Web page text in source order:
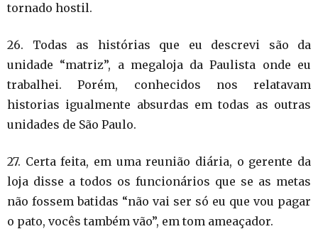
tornado hostil.
26. Todas as histórias que eu descrevi são da
unidade “matriz”, a megaloja da Paulista onde eu
trabalhei. Porém, conhecidos nos relatavam
historias igualmente absurdas em todas as outras
unidades de São Paulo.
27. Certa feita, em uma reunião diária, o gerente da
loja disse a todos os funcionários que se as metas
não fossem batidas “não vai ser só eu que vou pagar
o pato, vocês também vão”, em tom ameaçador.